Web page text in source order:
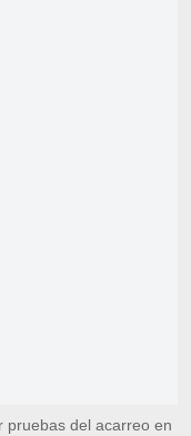
pruebas del acarreo en